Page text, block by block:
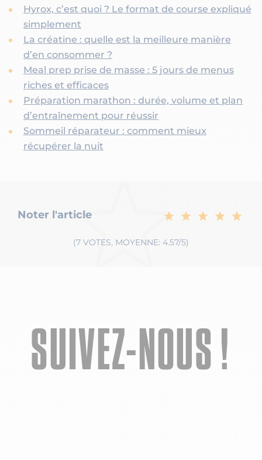
Hyrox, c’est quoi ? Le format de course expliqué
simplement
La créatine : quelle est la meilleure manière
d’en consommer ?
Meal prep prise de masse : 5 jours de menus
riches et efficaces
Préparation marathon : durée, volume et plan
d’entraînement pour réussir
Sommeil réparateur : comment mieux
récupérer la nuit
Noter l'article
(7 VOTES, MOYENNE: 4.57/5)
SUIVEZ-NOUS !